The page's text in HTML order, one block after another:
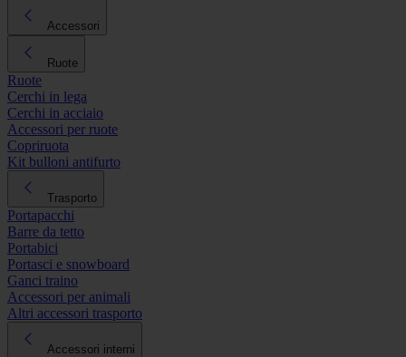
Accessori
Ruote
Ruote
Cerchi in lega
Cerchi in acciaio
Accessori per ruote
Copriruota
Kit bulloni antifurto
Trasporto
Portapacchi
Barre da tetto
Portabici
Portasci e snowboard
Ganci traino
Accessori per animali
Altri accessori trasporto
Accessori interni